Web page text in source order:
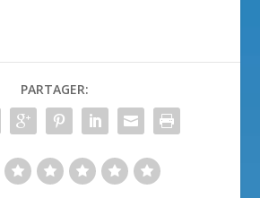
PARTAGER: